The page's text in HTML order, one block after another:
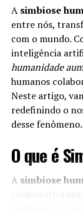
A simbiose
entre nós,
com o mundo.
inteligência
humanidade
humanos
Neste artigo,
redefinindo o
desse fenômeno.
O que é
A simbiose